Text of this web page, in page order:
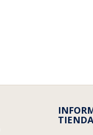
TIENDA